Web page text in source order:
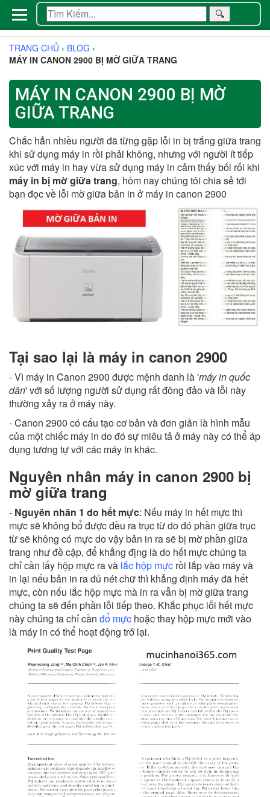
🔍
TRANG CHỦ › BLOG ›
MÁY IN CANON 2900 BỊ MỜ GIỮA TRANG
MÁY IN CANON 2900 BỊ MỜ
GIỮA TRANG
Chắc hẳn nhiều người đã từng gặp lỗi in bị trắng giữa trang
khi sử dụng máy in rồi phải không, nhưng với người ít tiếp
xúc với máy in hay vừa sử dụng máy in cảm thấy bối rối khi
máy in bị mờ giữa trang, hôm nay chúng tôi chia sẻ tới
bạn đọc về lỗi mờ giữa bản in ở máy in canon 2900
Tại sao lại là máy in canon 2900
- Vì máy in Canon 2900 được mệnh danh là 'máy in quốc
dân' với số lượng người sử dụng rất đông đảo và lỗi này
thường xảy ra ở máy này.
- Canon 2900 có cấu tạo cơ bản và đơn giản là hình mẫu
của một chiếc máy in do đó sự miêu tả ở máy này có thể áp
dụng tương tự với các máy in khác.
Nguyên nhân máy in canon 2900 bị
mờ giữa trang
- Nguyên nhân 1 do hết mực: Nếu máy in hết mực thì
mực sẽ không bổ được đều ra trục từ do đó phần giữa trục
từ sẽ không có mực do vậy bản in ra sẽ bị mờ phần giữa
trang như đề cập, để khẳng địng là do hết mực chúng ta
chỉ cần lấy hộp mực ra và lắc hộp mực rồi lắp vào máy và
in lại nếu bản in ra đủ nét chữ thì khẳng định máy đã hết
mực, còn nếu lắc hộp mực mà in ra vẫn bị mờ giữa trang
chúng ta sẽ đến phần lỗi tiếp theo. Khắc phục lỗi hết mực
này chúng ta chỉ cần đổ mực hoặc thay hộp mực mới vào
là máy in có thể hoạt động trở lại.